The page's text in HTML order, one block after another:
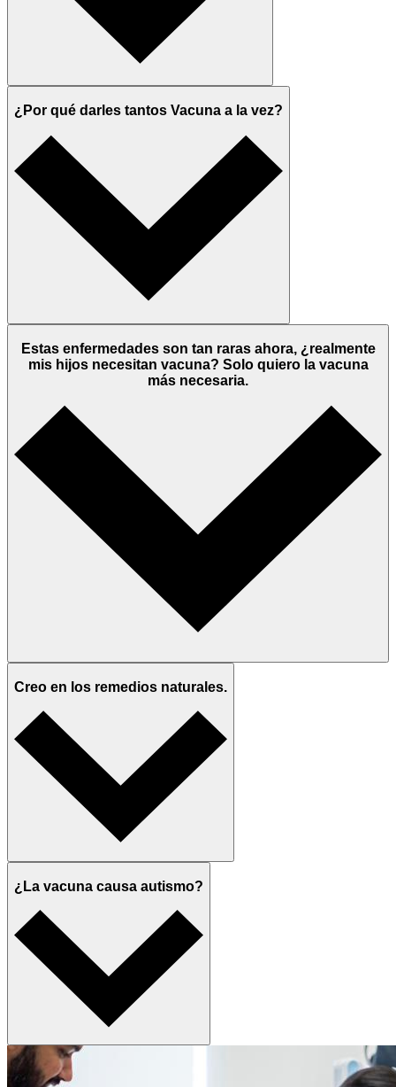
¿Por qué darles tantos Vacuna a la vez?
Estas enfermedades son tan raras ahora, ¿realmente
mis hijos necesitan vacuna? Solo quiero la vacuna
más necesaria.
Creo en los remedios naturales.
¿La vacuna causa autismo?